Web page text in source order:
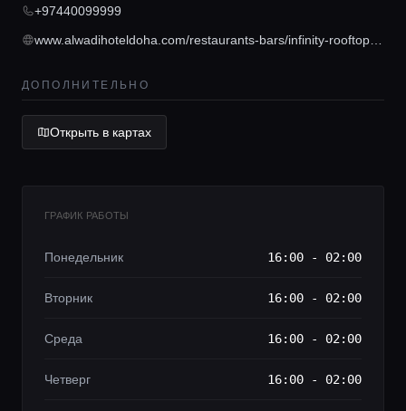
Консьерж сервис
Lifestyle журнал
+97440099999
ДОПОЛНИТЕЛЬНО
Открыть в картах
ГРАФИК РАБОТЫ
Понедельник 16:00 - 02:00
Вторник 16:00 - 02:00
Среда 16:00 - 02:00
Четверг 16:00 - 02:00